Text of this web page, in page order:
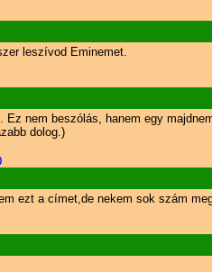
leszívod Eminemet.
Ez nem beszólás, hanem egy
dolog.)
ezt a címet,de nekem sok szám